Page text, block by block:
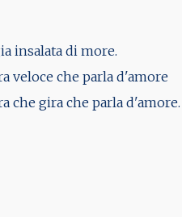
insalata di more.
veloce che parla d'amore
che gira che parla d'amore.